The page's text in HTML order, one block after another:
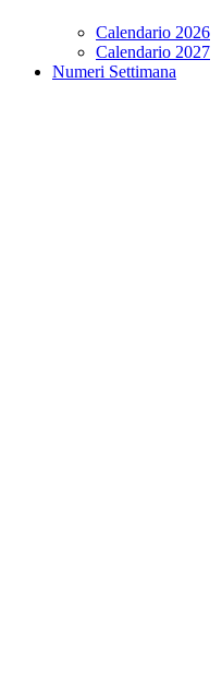
Calendario 2026
Calendario 2027
Numeri Settimana